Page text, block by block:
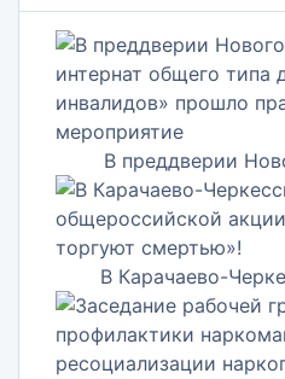
В преддверии
В Карачаево-